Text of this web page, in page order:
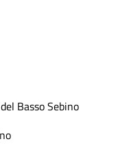
Basso Sebino